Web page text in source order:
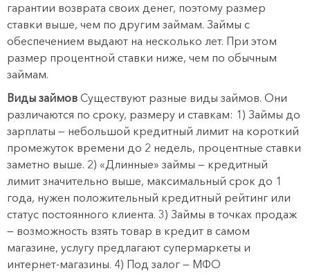
гарантии возврата своих денег, поэтому размер
ставки выше, чем по другим займам. Займы с
обеспечением выдают на несколько лет. При этом
размер процентной ставки ниже, чем по обычным
займам.
Виды займов Существуют разные виды займов. Они
различаются по сроку, размеру и ставкам: 1) Займы до
зарплаты — небольшой кредитный лимит на короткий
промежуток времени до 2 недель, процентные ставки
заметно выше. 2) «Длинные» займы — кредитный
лимит значительно выше, максимальный срок до 1
года, нужен положительный кредитный рейтинг или
статус постоянного клиента. 3) Займы в точках продаж
— возможность взять товар в кредит в самом
магазине, услугу предлагают супермаркеты и
интернет-магазины. 4) Под залог — МФО